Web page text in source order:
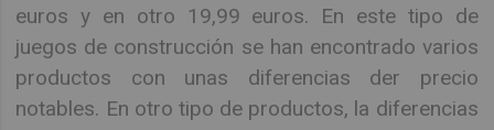
euros y en otro 19,99 euros. En este tipo de
juegos de construcción se han encontrado varios
productos con unas diferencias der precio
notables. En otro tipo de productos, la diferencias